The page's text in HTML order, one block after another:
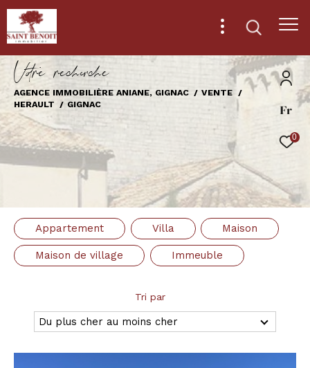
Fr
0
Vore recece
AGENCE IMMOBILIÈRE ANIANE, GIGNAC
VENTE
HERAULT
GIGNAC
Appartement Villa Maison
Maison de village Immeuble
Tri par
Du plus cher au moins cher
Effectuer une recherche
et trouver le bien qui correspond à vos
critères
Vente
Type
de
bien
Type de bien
Budget